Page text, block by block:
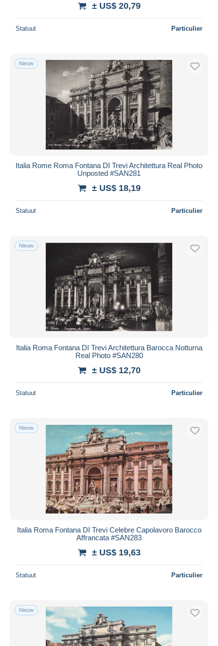
± US$ 20,79
Statuut Particulier
Nieuw
Italia Rome Roma Fontana DI Trevi Architettura Real Photo
Unposted #SAN281
± US$ 18,19
Statuut Particulier
Nieuw
Italia Roma Fontana DI Trevi Architettura Barocca Notturna
Real Photo #SAN280
± US$ 12,70
Statuut Particulier
Nieuw
Italia Roma Fontana DI Trevi Celebre Capolavoro Barocco
Affrancata #SAN283
± US$ 19,63
Statuut Particulier
Nieuw